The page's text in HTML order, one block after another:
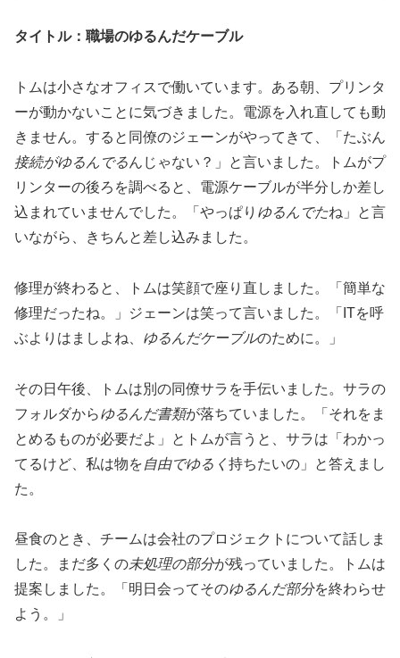
タイトル：職場のゆるんだケーブル
トムは小さなオフィスで働いています。ある朝、プリンタ
ーが動かないことに気づきました。電源を入れ直しても動
きません。すると同僚のジェーンがやってきて、「たぶん
接続がゆるんでるんじゃない？」と言いました。トムがプ
リンターの後ろを調べると、電源ケーブルが半分しか差し
込まれていませんでした。「やっぱり ゆるんでたね」と言
いながら、きちんと差し込みました。
修理が終わると、トムは笑顔で座り直しました。「簡単な
修理だったね。」ジェーンは笑って言いました。「ITを呼
ぶよりはましよね、 ゆるんだケーブルのために。」
その日午後、トムは別の同僚サラを手伝いました。サラの
フォルダからゆるんだ書類が落ちていました。「それをま
とめるものが必要だよ」とトムが言うと、サラは「わかっ
てるけど、私は物を自由でゆるく持ちたいの」と答えまし
た。
昼食のとき、チームは会社のプロジェクトについて話しま
した。まだ多くの未処理の部分が残っていました。トムは
提案しました。「明日会ってそのゆるんだ部分を終わらせ
よう。」